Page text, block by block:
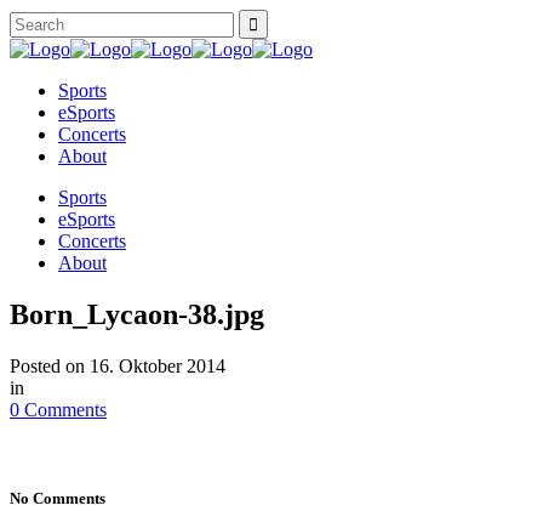
Sports
eSports
Concerts
About
Sports
eSports
Concerts
About
Born_Lycaon-38.jpg
Posted on 16. Oktober 2014
in
0 Comments
No Comments